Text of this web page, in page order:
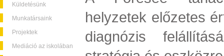
Küldetésünk
Munkatársaink
Projektek
Mediáció az iskolában
helyzetek előzetes
diagnózis